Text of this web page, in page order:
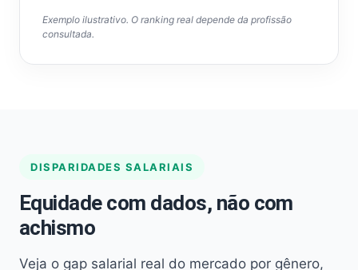
Exemplo ilustrativo. O ranking real depende da profissão
consultada.
DISPARIDADES SALARIAIS
Equidade com dados, não com
achismo
Veja o gap salarial real do mercado por gênero,